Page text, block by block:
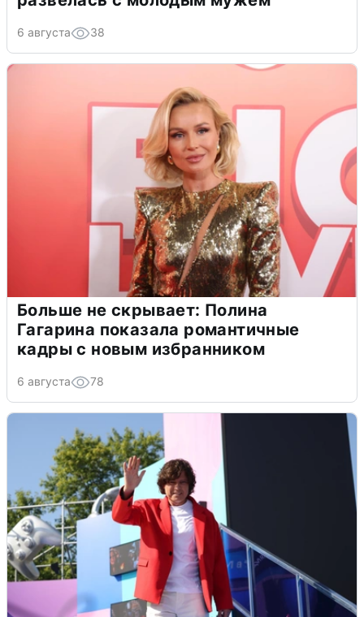
6 августа 38
Больше не скрывает: Полина
Гагарина показала романтичные
кадры с новым избранником
6 августа 78